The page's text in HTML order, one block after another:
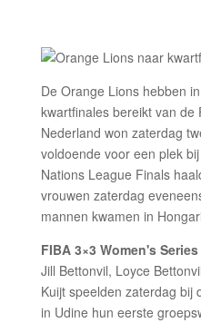
De Orange Lions hebben
kwartfinales bereikt van de
Nederland won zaterdag
voldoende voor een plek
Nations League Finals
vrouwen zaterdag
mannen kwamen in
FIBA 3×3 Women's Series
Jill Bettonvil, Loyce
Kuijt speelden zaterdag bij
in Udine hun eerste